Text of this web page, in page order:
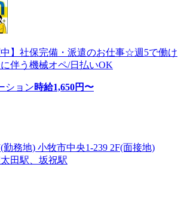
中】社保完備・派遣のお仕事☆週5で働け
伴う機械オペ/日払いOK
ション時給1,650円〜
務地) 小牧市中央1-239 2F(面接地)
田駅、坂祝駅